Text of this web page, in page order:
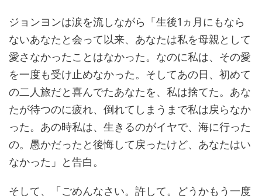
ジョンヨンは涙を流しながら「生後1ヵ月にもなら
ないあなたと会って以来、あなたは私を母親として
愛さなかったことはなかった。なのに私は、その愛
を一度も受け止めなかった。そしてあの日、初めて
の二人旅だと喜んでたあなたを、私は捨てた。あな
たが待つのに疲れ、倒れてしまうまで私は戻らなか
った。あの時私は、生きるのがイヤで、海に行った
の。愚かだったと後悔して戻ったけど、あなたはい
なかった」と告白。
そして、「ごめんなさい。許して。どうかもう一度